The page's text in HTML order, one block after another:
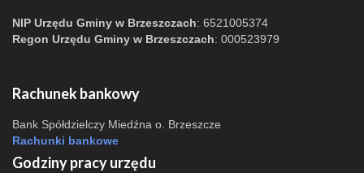
NIP Urzędu Gminy w Brzeszczach: 6521005374
Regon Urzędu Gminy w Brzeszczach: 000523979
Rachunek bankowy
Bank Spółdzielczy Miedźna o. Brzeszcze
Rachunki bankowe
Godziny pracy urzędu